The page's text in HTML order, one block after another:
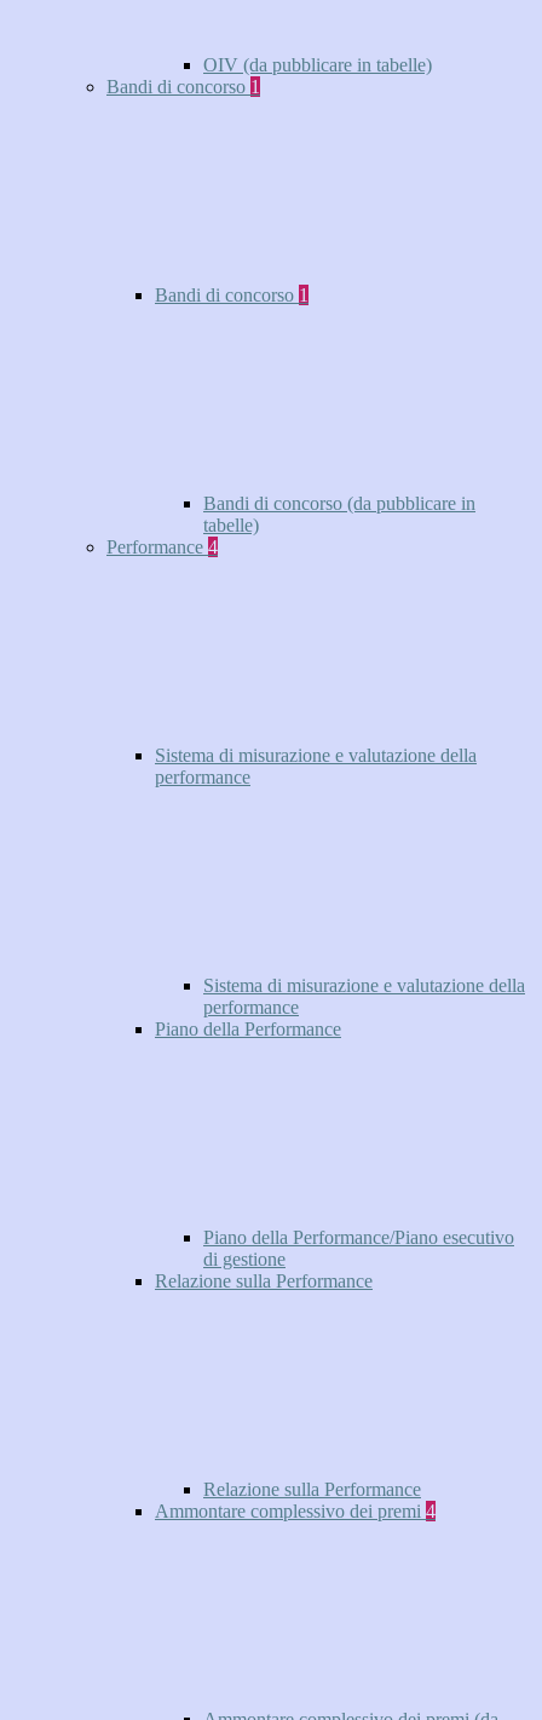
OIV (da pubblicare in tabelle)
Bandi di concorso 1
Bandi di concorso 1
Bandi di concorso (da pubblicare in
tabelle)
Performance 4
Sistema di misurazione e valutazione della
performance
Sistema di misurazione e valutazione della
performance
Piano della Performance
Piano della Performance/Piano esecutivo
di gestione
Relazione sulla Performance
Relazione sulla Performance
Ammontare complessivo dei premi 4